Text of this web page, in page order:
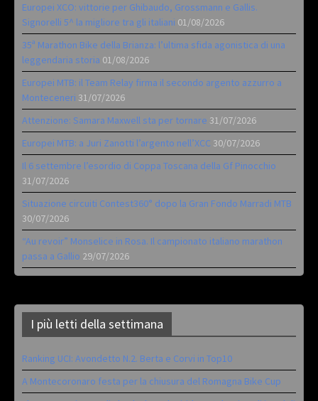
Europei XCO: vittorie per Ghibaudo, Grossmann e Gallis.
Signorelli 5^ la migliore tra gli italiani 01/08/2026
35ª Marathon Bike della Brianza: l’ultima sfida agonistica di una
leggendaria storia 01/08/2026
Europei MTB: il Team Relay firma il secondo argento azzurro a
Monteceneri 31/07/2026
Attenzione: Samara Maxwell sta per tornare 31/07/2026
Europei MTB: a Juri Zanotti l’argento nell’XCC 30/07/2026
Il 6 settembre l’esordio di Coppa Toscana della Gf Pinocchio
31/07/2026
Situazione circuiti Contest360° dopo la Gran Fondo Marradi MTB
30/07/2026
“Au revoir” Monselice in Rosa. Il campionato italiano marathon
passa a Gallio 29/07/2026
I più letti della settimana
Ranking UCI: Avondetto N.2. Berta e Corvi in Top10
A Montecoronaro festa per la chiusura del Romagna Bike Cup